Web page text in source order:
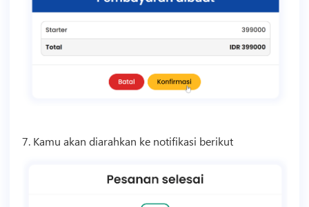
7. Kamu akan diarahkan ke notifikasi berikut